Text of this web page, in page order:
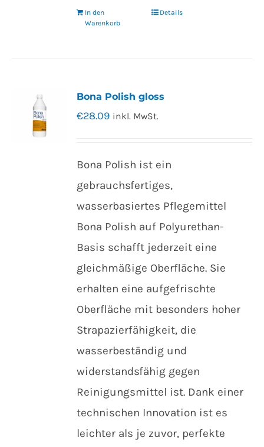
In den
Warenkorb
Details
Bona Polish gloss
€28.09 inkl. MwSt.
Bona Polish ist ein
gebrauchsfertiges,
wasserbasiertes Pflegemittel
Bona Polish auf Polyurethan-
Basis schafft jederzeit eine
gleichmäßige Oberfläche. Sie
erhalten eine aufgefrischte
Oberfläche mit besonders hoher
Strapazierfähigkeit, die
wasserbeständig und
widerstandsfähig gegen
Reinigungsmittel ist. Dank einer
technischen Innovation ist es
leichter als je zuvor, perfekte